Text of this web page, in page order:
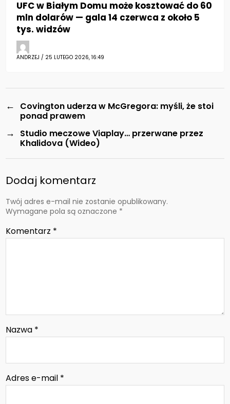
UFC w Białym Domu może kosztować do 60
mln dolarów — gala 14 czerwca z około 5
tys. widzów
ANDRZEJ / 25 LUTEGO 2026, 16:49
←
Covington uderza w McGregora: myśli, że stoi
ponad prawem
→
Studio meczowe Viaplay… przerwane przez
Khalidova (Wideo)
Dodaj komentarz
Twój adres e-mail nie zostanie opublikowany.
Wymagane pola są oznaczone *
Komentarz *
Nazwa *
Adres e-mail *